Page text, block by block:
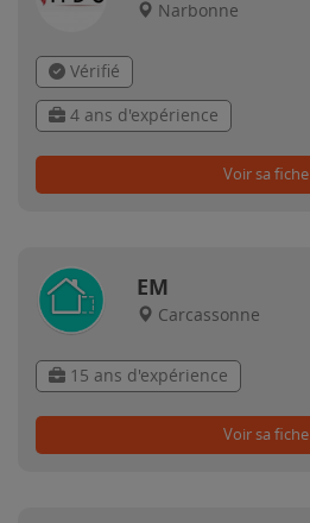
Narbonne
Vérifié
4 ans d'expérience
Voir sa fiche
EM
Carcassonne
15 ans d'expérience
Voir sa fiche